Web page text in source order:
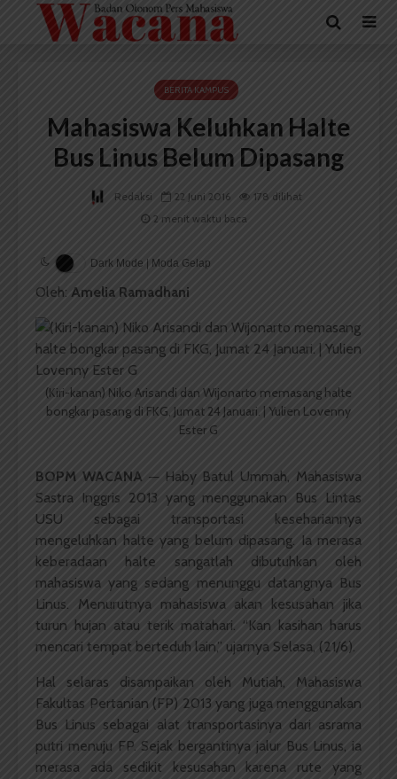
BERITA KAMPUS
Mahasiswa Keluhkan Halte
Bus Linus Belum Dipasang
Redaksi 22 Juni 2016
178 dilihat
2 menit waktu baca
Dark Mode | Moda Gelap
Oleh: Amelia Ramadhani
(Kiri-kanan) Niko Arisandi dan Wijonarto memasang halte
bongkar pasang di FKG, Jumat 24 Januari. | Yulien Lovenny
Ester G
BOPM WACANA ─Haby Batul Ummah, Mahasiswa
Sastra Inggris 2013 yang menggunakan Bus Lintas
USU sebagai transportasi kesehariannya
mengeluhkan halte yang belum dipasang. Ia merasa
keberadaan halte sangatlah dibutuhkan oleh
mahasiswa yang sedang menunggu datangnya Bus
Linus. Menurutnya mahasiswa akan kesusahan jika
turun hujan atau terik matahari. “Kan kasihan harus
mencari tempat berteduh lain,” ujarnya Selasa, (21/6).
Hal selaras disampaikan oleh Mutiah, Mahasiswa
Fakultas Pertanian (FP) 2013 yang juga menggunakan
Bus Linus sebagai alat transportasinya dari asrama
putri menuju FP. Sejak bergantinya jalur Bus Linus, ia
merasa ada sedikit kesusahan karena rute yang